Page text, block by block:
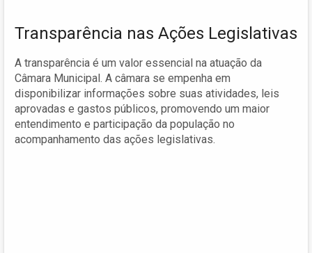
Transparência nas Ações Legislativas
A transparência é um valor essencial na atuação da
Câmara Municipal. A câmara se empenha em
disponibilizar informações sobre suas atividades, leis
aprovadas e gastos públicos, promovendo um maior
entendimento e participação da população no
acompanhamento das ações legislativas.